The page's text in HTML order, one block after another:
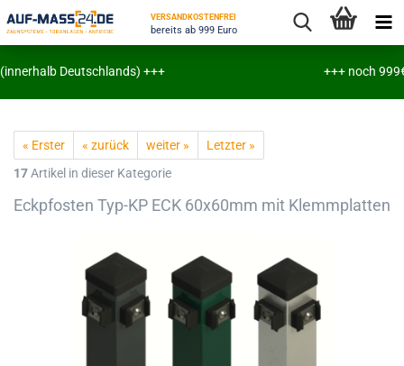
VERSANDKOSTENFREI
bereits ab 999 Euro
Deutschlands) +++ +++ noch 999€
« Erster « zurück weiter »
Letzter »
17Artikel in dieser Kategorie
Eckpfosten Typ-KP ECK 60x60mm mit Klemmplatten